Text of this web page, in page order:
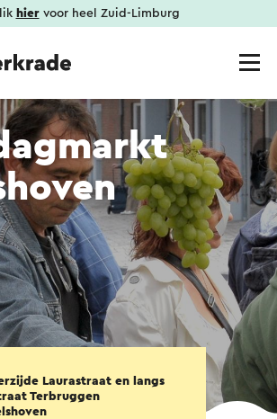
hiervoor heel Zuid-Limburg
Laurastraat en langs
Terbruggen